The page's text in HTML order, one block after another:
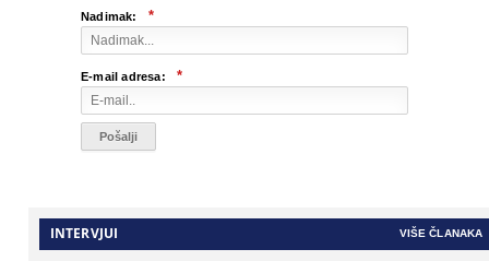
Nadimak: *
E-mail adresa: *
INTERVJUI VIŠE ČLANAKA